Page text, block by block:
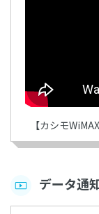
【カシモ
データ通